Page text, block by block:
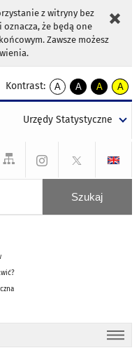
z witryny bez
że będą one
Zawsze możesz
Kontrast:
A
kontrast
A
kontrast
tekst
czarnym
A
kontrast
tekst
czarnym
A
tekst
żółtym
Urzędy Statystyczne